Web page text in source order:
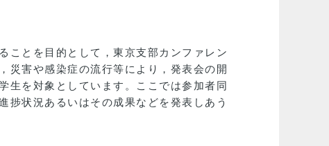
ことを目的として，東京支部カンファレン
災害や感染症の流行等により，発表会の開
生を対象としています。ここでは参加者同
捗状況あるいはその成果などを発表しあう